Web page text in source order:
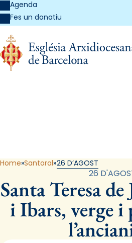
Agenda
Fes un donatiu
Home Santoral 26 D’AGOST
26
Santa Teresa de
i Ibars, verge i